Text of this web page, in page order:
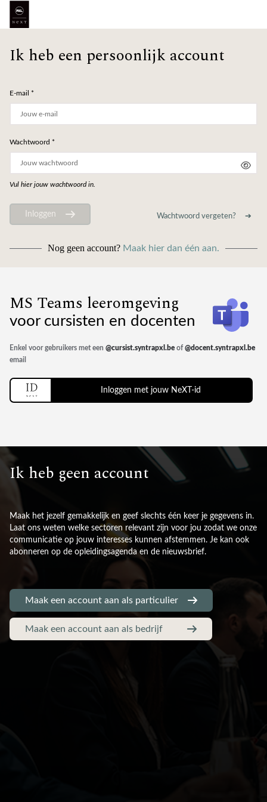
Ik heb een persoonlijk account
E-mail *
Wachtwoord *
Vul hier jouw wachtwoord in.
Inloggen Wachtwoord vergeten?
Nog geen account? Maak hier dan één aan.
MS Teams leeromgeving
voor cursisten en docenten
Enkel voor gebruikers met een @cursist.syntrapxl.beof@docent.syntrapxl.be
email
Inloggen met jouw NeXT-id
Ik heb geen account
Maak het jezelf gemakkelijk en geef slechts één keer je gegevens in.
Laat ons weten welke sectoren relevant zijn voor jou zodat we onze
communicatie op jouw interesses kunnen afstemmen. Je kan ook
abonneren op de opleidingsagenda en de nieuwsbrief.
Maak een account aan als particulier
Maak een account aan als bedrijf